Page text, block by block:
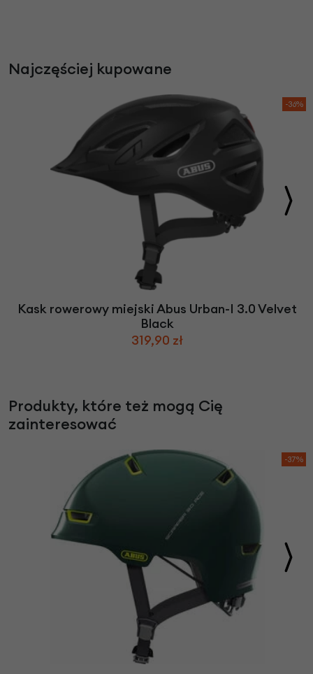
Najczęściej kupowane
-36%
Kask rowerowy miejski Abus Urban-I 3.0 Velvet
Black
319,90 zł
Produkty, które też mogą Cię
zainteresować
-37%